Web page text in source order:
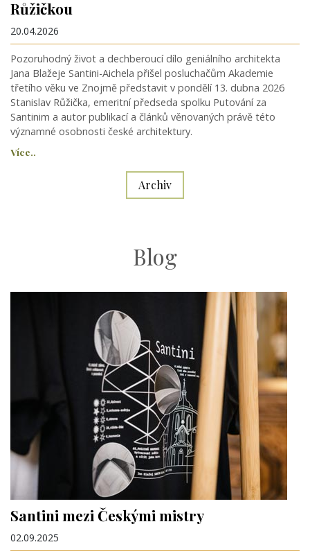
Růžičkou
20.04.2026
Pozoruhodný život a dechberoucí dílo geniálního architekta
Jana Blažeje Santini-Aichela přišel posluchačům Akademie
třetího věku ve Znojmě představit v pondělí 13. dubna 2026
Stanislav Růžička, emeritní předseda spolku Putování za
Santinim a autor publikací a článků věnovaných právě této
významné osobnosti české architektury.
Více..
Archiv
Blog
Santini mezi Českými mistry
02.09.2025